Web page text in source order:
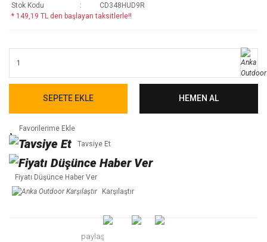
Stok Kodu
CD348HUD9R
* 149,19 TL den başlayan taksitlerle!!
SEPETE EKLE HEMEN AL
Tavsiye Et
Fiyatı Düşünce Haber Ver
Karşılaştır
paylaş